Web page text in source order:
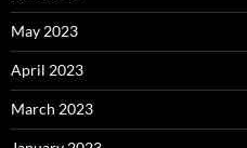
May 2023
April 2023
March 2023